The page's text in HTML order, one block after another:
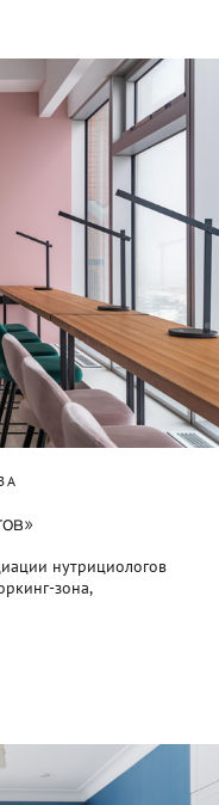
нутрициологов
зона,